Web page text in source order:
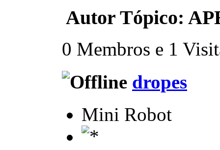
Autor Tópico:
0 Membros e 1
dropes
Mini Robot